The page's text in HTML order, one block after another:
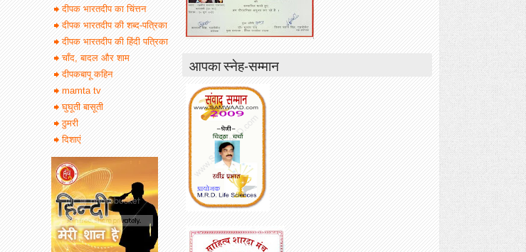
आपका स्नेह-सम्मान
दीपक भारतदीप का चिंत्तन
दीपक भारतदीप की शब्द-पत्रिका
दीपक भारतदीप की हिंदी पत्रिका
चाँद, बादल और शाम
दीपकबापू कहिन
mamta tv
घुघूती बासूती
ठुमरी
दिशाएं